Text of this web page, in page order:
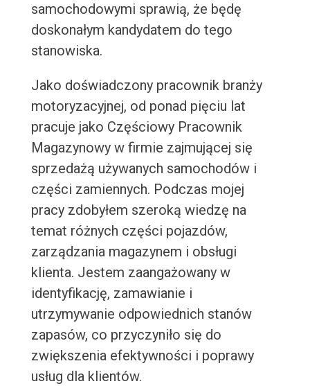
samochodowymi sprawią, że będę
doskonałym kandydatem do tego
stanowiska.
Jako doświadczony pracownik branży
motoryzacyjnej, od ponad pięciu lat
pracuje jako Częściowy Pracownik
Magazynowy w firmie zajmującej się
sprzedażą używanych samochodów i
części zamiennych. Podczas mojej
pracy zdobyłem szeroką wiedzę na
temat różnych części pojazdów,
zarządzania magazynem i obsługi
klienta. Jestem zaangażowany w
identyfikację, zamawianie i
utrzymywanie odpowiednich stanów
zapasów, co przyczyniło się do
zwiększenia efektywności i poprawy
usług dla klientów.